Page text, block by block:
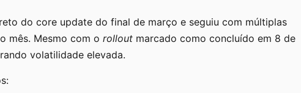
do core update do final de março e seguiu com múltiplas
mês. Mesmo com o rollout marcado como concluído em 8 de
volatilidade elevada.